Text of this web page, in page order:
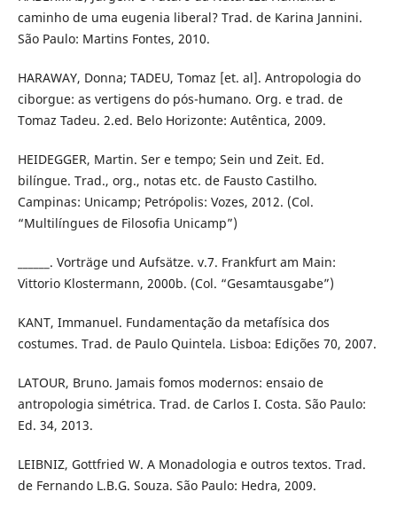
caminho de uma eugenia liberal? Trad. de Karina Jannini.
São Paulo: Martins Fontes, 2010.
HARAWAY, Donna; TADEU, Tomaz [et. al]. Antropologia do
ciborgue: as vertigens do pós-humano. Org. e trad. de
Tomaz Tadeu. 2.ed. Belo Horizonte: Autêntica, 2009.
HEIDEGGER, Martin. Ser e tempo; Sein und Zeit. Ed.
bilíngue. Trad., org., notas etc. de Fausto Castilho.
Campinas: Unicamp; Petrópolis: Vozes, 2012. (Col.
“Multilíngues de Filosofia Unicamp”)
______. Vorträge und Aufsätze. v.7. Frankfurt am Main:
Vittorio Klostermann, 2000b. (Col. “Gesamtausgabe”)
KANT, Immanuel. Fundamentação da metafísica dos
costumes. Trad. de Paulo Quintela. Lisboa: Edições 70, 2007.
LATOUR, Bruno. Jamais fomos modernos: ensaio de
antropologia simétrica. Trad. de Carlos I. Costa. São Paulo:
Ed. 34, 2013.
LEIBNIZ, Gottfried W. A Monadologia e outros textos. Trad.
de Fernando L.B.G. Souza. São Paulo: Hedra, 2009.